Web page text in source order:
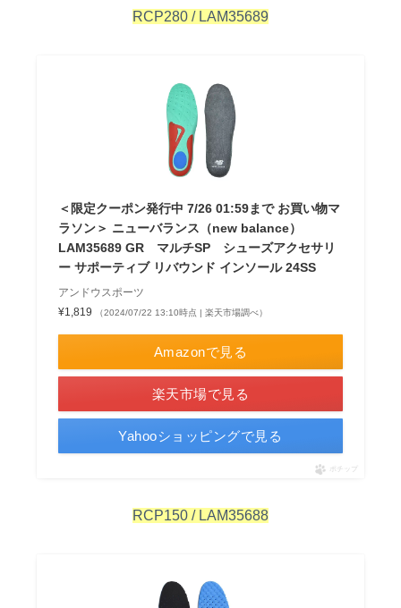
RCP280 / LAM35689
＜限定クーポン発行中 7/26 01:59まで お買い物マ
ラソン＞ ニューバランス（new balance）
LAM35689 GR マルチSP シューズアクセサリ
ー サポーティブ リバウンド インソール 24SS
アンドウスポーツ
¥1,819
（2024/07/22 13:10時点 | 楽天市場調べ）
Amazonで見る
楽天市場で見る
Yahooショッピングで見る
ポチップ
RCP150 / LAM35688